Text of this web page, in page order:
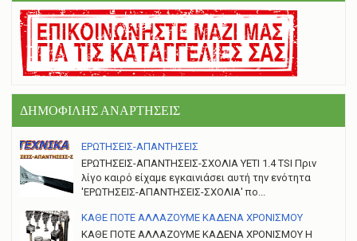
ΔΗΜΟΦΙΛΗΣ ΑΝΑΡΤΗΣΕΙΣ
ΕΡΩΤΗΣΕΙΣ-ΑΠΑΝΤΗΣΕΙΣ
ΕΡΩΤΗΣΕΙΣ-ΑΠΑΝΤΗΣΕΙΣ-ΣΧΟΛΙΑ YETI 1.4 TSI Πριν
λίγο καιρό είχαμε εγκαινιάσει αυτή την ενότητα
'ΕΡΩΤΗΣΕΙΣ-ΑΠΑΝΤΗΣΕΙΣ-ΣΧΟΛΙΑ' πο...
ΚΑΘΕ ΠΟΤΕ ΑΛΛΑΖΟΥΜΕ ΚΑΔΕΝΑ ΧΡΟΝΙΣΜΟΥ
ΚΑΘΕ ΠΟΤΕ ΑΛΛΑΖΟΥΜΕ ΚΑΔΕΝΑ ΧΡΟΝΙΣΜΟΥ Η